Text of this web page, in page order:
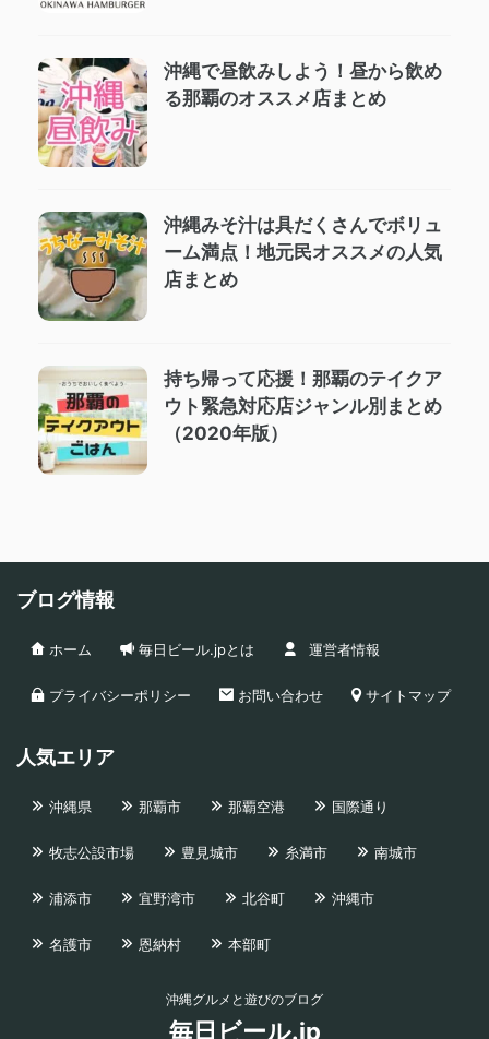
沖縄で昼飲みしよう！昼から飲め
る那覇のオススメ店まとめ
沖縄みそ汁は具だくさんでボリュ
ーム満点！地元民オススメの人気
店まとめ
持ち帰って応援！那覇のテイクア
ウト緊急対応店ジャンル別まとめ
（2020年版）
ブログ情報
ホーム 毎日ビール.jpとは 運営者情報
プライバシーポリシー お問い合わせ サイトマップ
人気エリア
沖縄県 那覇市 那覇空港 国際通り
牧志公設市場 豊見城市 糸満市 南城市
浦添市 宜野湾市 北谷町 沖縄市
名護市 恩納村 本部町
沖縄グルメと遊びのブログ
毎日ビール.jp